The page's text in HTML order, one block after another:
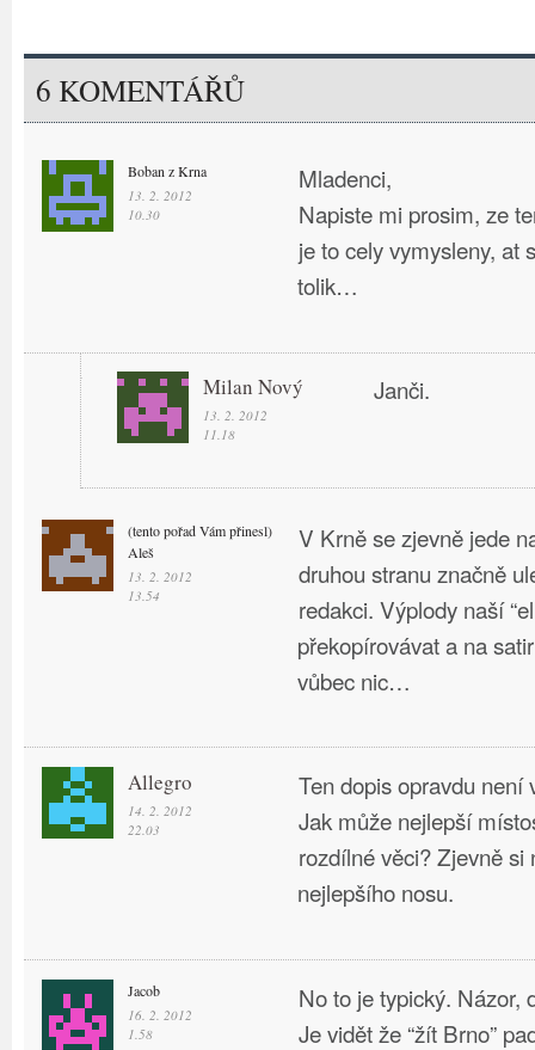
6 KOMENTÁŘŮ
Boban z Krna
13. 2. 2012
10.30
Mladenci,
Napiste mi prosim, ze
je to cely vymysleny, at
tolik…
Milan Nový
13. 2. 2012
11.18
Janči.
(tento pořad Vám přinesl)
Aleš
13. 2. 2012
13.54
V Krně se zjevně jede
druhou stranu značně
redakci. Výplody naší
překopírovávat a na
vůbec nic…
Allegro
14. 2. 2012
22.03
Ten dopis opravdu není
Jak může nejlepší
rozdílné věci? Zjevně
nejlepšího nosu.
Jacob
16. 2. 2012
1.58
No to je typický. Názor,
Je vidět že “žít Brno”